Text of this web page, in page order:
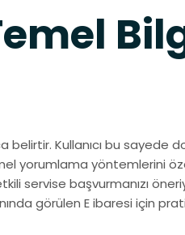
belirtir. Kullanıcı bu
yorumlama yöntemlerini
servise başvurmanızı
görülen E ibaresi için